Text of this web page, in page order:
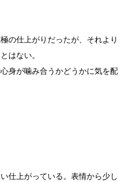
の仕上がりだったが、それより
はない。
身が噛み合うかどうかに気を配
仕上がっている。表情から少し